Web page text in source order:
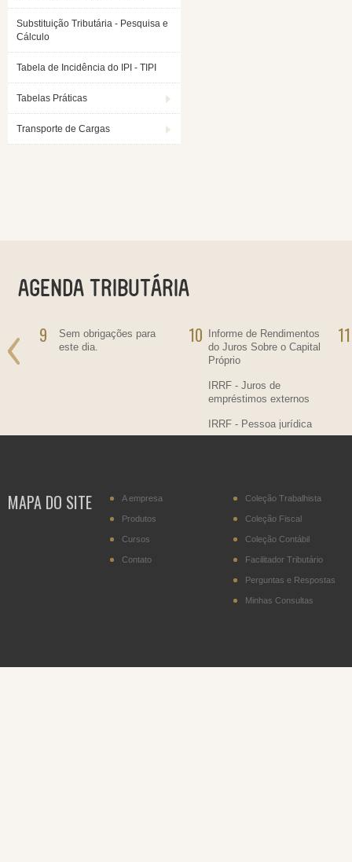
Substituição Tributária - Pesquisa e
Cálculo
Tabela de Incidência do IPI - TIPI
Tabelas Práticas
Transporte de Cargas
9
Sem obrigações para
este dia.
10
Informe de Rendimentos
do Juros Sobre o Capital
Próprio
IRRF - Juros de
empréstimos externos
IRRF - Pessoa jurídica
residente no País,
IPI - Cigarros (posição
2402.20)
DITR - Declaração do
Imposto sobre a
11
MAPA DO SITE A empresa
Produtos
Cursos
Contato
Coleção Trabalhista
Coleção Fiscal
Coleção Contábil
Facilitador Tributário
Perguntas e Respostas
Minhas Consultas